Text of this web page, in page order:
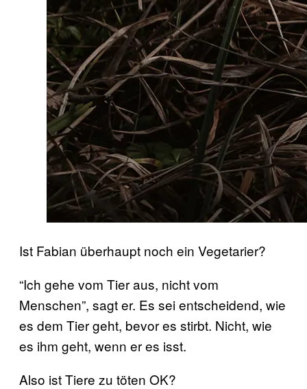
Ist Fabian überhaupt noch ein Vegetarier?
“Ich gehe vom Tier aus, nicht vom
Menschen”, sagt er. Es sei entscheidend, wie
es dem Tier geht, bevor es stirbt. Nicht, wie
es ihm geht, wenn er es isst.
Also ist Tiere zu töten OK?